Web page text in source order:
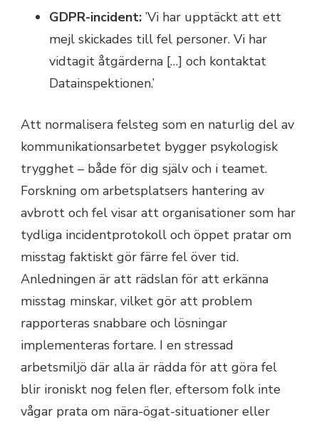
GDPR-incident: ’Vi har upptäckt att ett
mejl skickades till fel personer. Vi har
vidtagit åtgärderna […] och kontaktat
Datainspektionen.’
Att normalisera felsteg som en naturlig del av
kommunikationsarbetet bygger psykologisk
trygghet – både för dig själv och i teamet.
Forskning om arbetsplatsers hantering av
avbrott och fel visar att organisationer som har
tydliga incidentprotokoll och öppet pratar om
misstag faktiskt gör färre fel över tid.
Anledningen är att rädslan för att erkänna
misstag minskar, vilket gör att problem
rapporteras snabbare och lösningar
implementeras fortare. I en stressad
arbetsmiljö där alla är rädda för att göra fel
blir ironiskt nog felen fler, eftersom folk inte
vågar prata om nära-ögat-situationer eller